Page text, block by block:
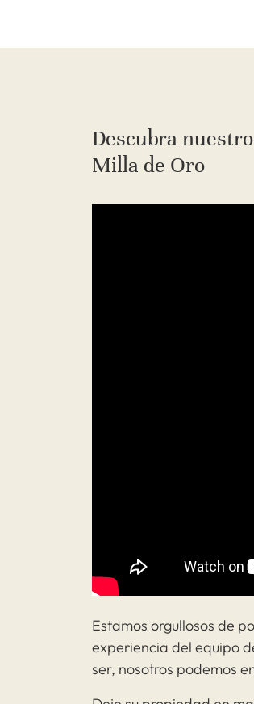
Descubra
Milla de Oro
Estamos orgullosos de
experiencia del equipo
ser, nosotros podemos